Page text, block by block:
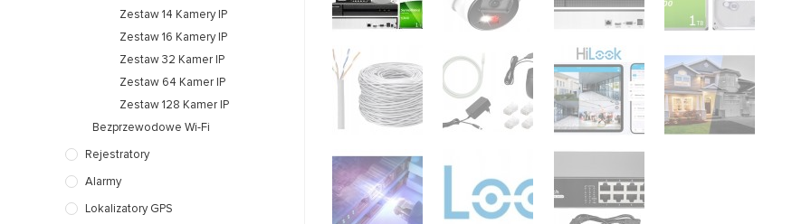
Zestaw 14 Kamery IP
Zestaw 16 Kamery IP
Zestaw 32 Kamer IP
Zestaw 64 Kamer IP
Zestaw 128 Kamer IP
Bezprzewodowe Wi-Fi
Rejestratory
Alarmy
Lokalizatory GPS